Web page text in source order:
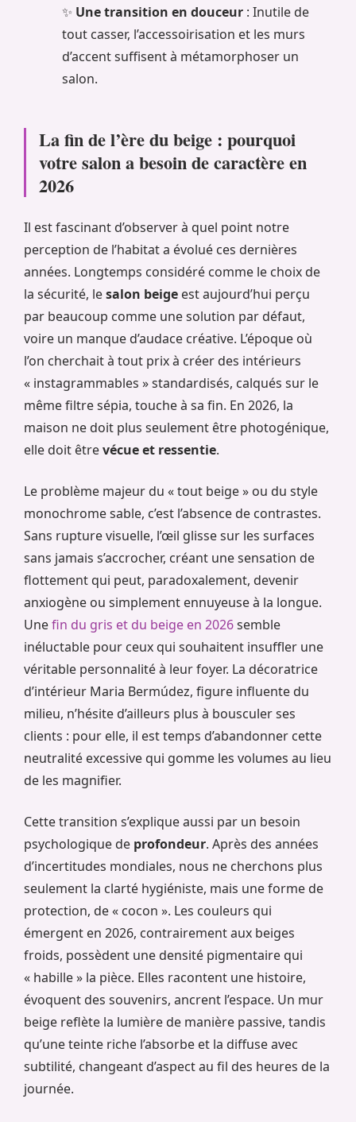
✨ Une transition en douceur : Inutile de
tout casser, l’accessoirisation et les murs
d’accent suffisent à métamorphoser un
salon.
La fin de l’ère du beige : pourquoi
votre salon a besoin de caractère en
2026
Il est fascinant d’observer à quel point notre
perception de l’habitat a évolué ces dernières
années. Longtemps considéré comme le choix de
la sécurité, lesalon beige est aujourd’hui perçu
par beaucoup comme une solution par défaut,
voire un manque d’audace créative. L’époque où
l’on cherchait à tout prix à créer des intérieurs
« instagrammables » standardisés, calqués sur le
même filtre sépia, touche à sa fin. En 2026, la
maison ne doit plus seulement être photogénique,
elle doit êtrevécue et ressentie.
Le problème majeur du « tout beige » ou du style
monochrome sable, c’est l’absence de contrastes.
Sans rupture visuelle, l’œil glisse sur les surfaces
sans jamais s’accrocher, créant une sensation de
flottement qui peut, paradoxalement, devenir
anxiogène ou simplement ennuyeuse à la longue.
Unefin du gris et du beige en 2026semble
inéluctable pour ceux qui souhaitent insuffler une
véritable personnalité à leur foyer. La décoratrice
d’intérieur Maria Bermúdez, figure influente du
milieu, n’hésite d’ailleurs plus à bousculer ses
clients : pour elle, il est temps d’abandonner cette
neutralité excessive qui gomme les volumes au lieu
de les magnifier.
Cette transition s’explique aussi par un besoin
psychologique de profondeur. Après des années
d’incertitudes mondiales, nous ne cherchons plus
seulement la clarté hygiéniste, mais une forme de
protection, de « cocon ». Les couleurs qui
émergent en 2026, contrairement aux beiges
froids, possèdent une densité pigmentaire qui
« habille » la pièce. Elles racontent une histoire,
évoquent des souvenirs, ancrent l’espace. Un mur
beige reflète la lumière de manière passive, tandis
qu’une teinte riche l’absorbe et la diffuse avec
subtilité, changeant d’aspect au fil des heures de la
journée.